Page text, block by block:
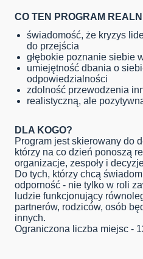
CO TEN PROGRAM
świadomość, że kryzys
do przejścia
głębokie poznanie siebie
umiejętność dbania o
odpowiedzialności
zdolność przewodzenia
realistyczną, ale
DLA KOGO?
Program jest skierowany do
którzy na co dzień ponoszą
organizacje, zespoły i
Do tych, którzy chcą
odporność - nie tylko w roli
ludzie funkcjonujący
partnerów, rodziców, osób
innych.
Ograniczona liczba miejsc -